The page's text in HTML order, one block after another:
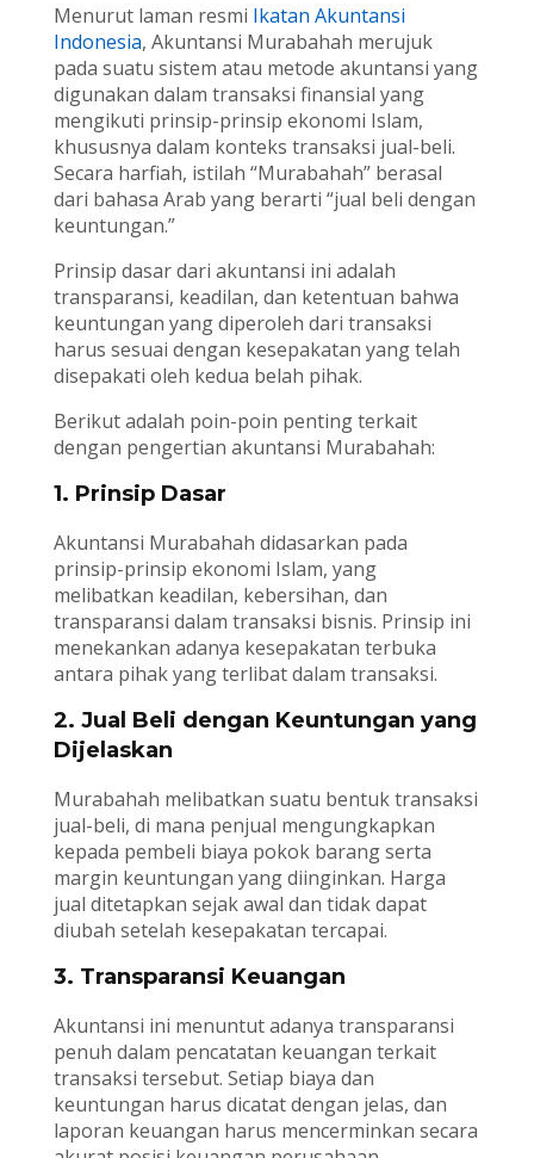
Menurut laman resmi Ikatan Akuntansi
Indonesia, Akuntansi Murabahah merujuk
pada suatu sistem atau metode akuntansi yang
digunakan dalam transaksi finansial yang
mengikuti prinsip-prinsip ekonomi Islam,
khususnya dalam konteks transaksi jual-beli.
Secara harfiah, istilah “Murabahah” berasal
dari bahasa Arab yang berarti “jual beli dengan
keuntungan.”
Prinsip dasar dari akuntansi ini adalah
transparansi, keadilan, dan ketentuan bahwa
keuntungan yang diperoleh dari transaksi
harus sesuai dengan kesepakatan yang telah
disepakati oleh kedua belah pihak.
Berikut adalah poin-poin penting terkait
dengan pengertian akuntansi Murabahah:
1. Prinsip Dasar
Akuntansi Murabahah didasarkan pada
prinsip-prinsip ekonomi Islam, yang
melibatkan keadilan, kebersihan, dan
transparansi dalam transaksi bisnis. Prinsip ini
menekankan adanya kesepakatan terbuka
antara pihak yang terlibat dalam transaksi.
2. Jual Beli dengan Keuntungan yang
Dijelaskan
Murabahah melibatkan suatu bentuk transaksi
jual-beli, di mana penjual mengungkapkan
kepada pembeli biaya pokok barang serta
margin keuntungan yang diinginkan. Harga
jual ditetapkan sejak awal dan tidak dapat
diubah setelah kesepakatan tercapai.
3. Transparansi Keuangan
Akuntansi ini menuntut adanya transparansi
penuh dalam pencatatan keuangan terkait
transaksi tersebut. Setiap biaya dan
keuntungan harus dicatat dengan jelas, dan
laporan keuangan harus mencerminkan secara